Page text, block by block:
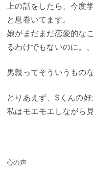
上の話をしたら、今度
と息巻いてます。
娘がまだまだ恋愛的な
るわけでもないのに。
男親ってそういうもの
とりあえず、Sくんの
私はモエモエしながら
心の声